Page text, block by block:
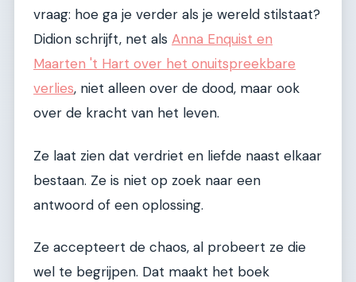
vraag: hoe ga je verder als je wereld stilstaat?
Didion schrijft, net als Anna Enquist en
Maarten 't Hart over het onuitspreekbare
verlies, niet alleen over de dood, maar ook
over de kracht van het leven.
Ze laat zien dat verdriet en liefde naast elkaar
bestaan. Ze is niet op zoek naar een
antwoord of een oplossing.
Ze accepteert de chaos, al probeert ze die
wel te begrijpen. Dat maakt het boek